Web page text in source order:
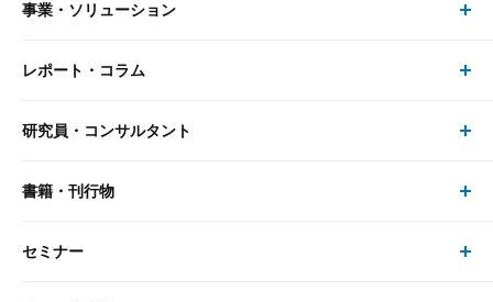
事業・ソリューション
事業・ソリューション トップ
リサーチ
レポート・コラム
レポート・コラム トップ
最新のレポート・コラム
研究員・コンサルタント
研究員・コンサルタント トップ
研究員
書籍・刊行物
書籍・刊行物 トップ
セミナー